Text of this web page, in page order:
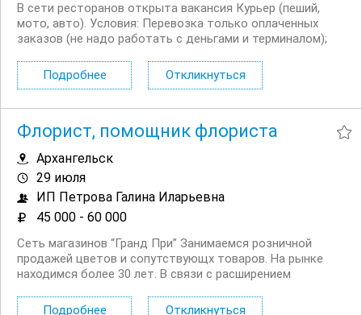
В сети ресторанов открыта вакансия Курьер (пеший,
мото, авто). Условия: Перевозка только оплаченных
заказов (не надо работать с деньгами и терминалом);
время до 03:00; Выходные плавающие при любом
графике; Доход...
Подробнее Откликнуться
Флорист, помощник флориста
Архангельск
29 июля
ИП Петрова Галина Иларьевна
45 000 - 60 000
Сеть магазинов “Гранд При” Занимаемся розничной
продажей цветов и сопутствующх товаров. На рынке
находимся более 30 лет. В связи с расширением
Обратите внимание “Это не подработка!” Мы ищем
Подробнее Откликнуться